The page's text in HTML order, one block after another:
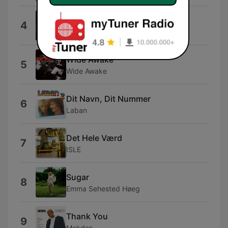
4 Could've Been Her
Ella Langley
5 Wide Awake
Wide Awake
6 Dit Navn, Dit Nummer
Laban
7 Det Hele Værd
ISLE
8 Sugar
Emma Sehested Høeg
9 Thank You